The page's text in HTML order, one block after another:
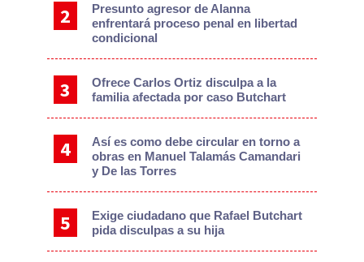
Presunto agresor de Alanna
enfrentará proceso penal en libertad
condicional
Ofrece Carlos Ortiz disculpa a la
familia afectada por caso Butchart
Así es como debe circular en torno a
obras en Manuel Talamás Camandari
y De las Torres
Exige ciudadano que Rafael Butchart
pida disculpas a su hija